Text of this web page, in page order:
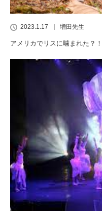
2023.1.17 増田先生
アメリカでリスに噛まれた？！